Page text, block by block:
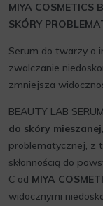
MIYA COSMETICS
SKÓRY
Serum do twarzy o
zwalczanie
zmniejsza
BEAUTY LAB
do skóry mieszanej
problematycznej, z
skłonnością do
C od MIYA
widocznymi